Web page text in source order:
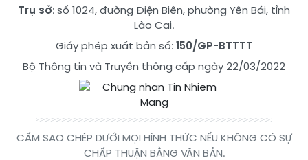
Trụ sở: số 1024, đường Điện Biên, phường Yên Bái, tỉnh
Lào Cai.
Giấy phép xuất bản số:150/GP-BTTTT
Bộ Thông tin và Truyền thông cấp ngày 22/03/2022
CẤM SAO CHÉP DƯỚI MỌI HÌNH THỨC NẾU KHÔNG CÓ SỰ
CHẤP THUẬN BẰNG VĂN BẢN.